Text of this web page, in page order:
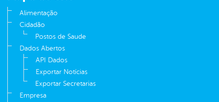
Alimentação
Cidadão
Postos de Saude
Dados Abertos
API Dados
Exportar Notícias
Exportar Secretarias
Empresa